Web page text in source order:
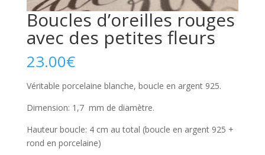
Boucles d’oreilles rouges
avec des petites fleurs
23.00€
Véritable porcelaine blanche, boucle en argent 925.
Dimension: 1,7 mm de diamètre.
Hauteur boucle: 4 cm au total (boucle en argent 925 +
rond en porcelaine)